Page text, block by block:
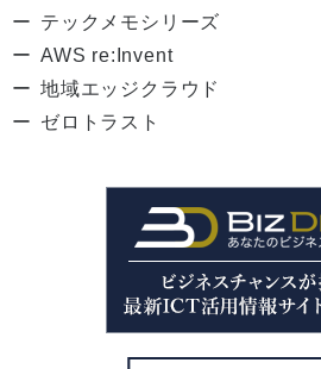
テックメモシリーズ
AWS re:Invent
地域エッジクラウド
ゼロトラスト